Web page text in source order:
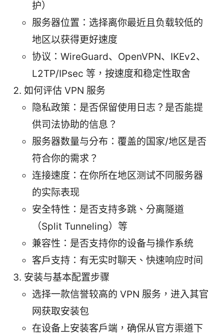
护）
服务器位置：选择离你最近且负载较低的
地区以获得更好速度
协议：WireGuard、OpenVPN、IKEv2、
L2TP/IPsec 等，按速度和稳定性取舍
如何评估 VPN 服务
隐私政策：是否保留使用日志？是否能提
供司法协助的信息？
服务器数量与分布：覆盖的国家/地区是否
符合你的需求？
连接速度：在你所在地区测试不同服务器
的实际表现
安全特性：是否支持多跳、分离隧道
（Split Tunneling）等
兼容性：是否支持你的设备与操作系统
客户支持：有无实时聊天、快速响应时间
安装与基本配置步骤
选择一款信誉较高的 VPN 服务，进入其官
网获取安装包
在设备上安装客户端，确保从官方渠道下